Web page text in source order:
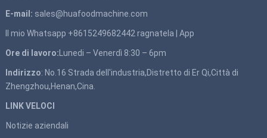
E-mail: sales@huafoodmachine.com
Il mio Whatsapp +8615249682442 ragnatela App
Ore di lavoro: Lunedi – Venerdì 8:30 – 6pm
Indirizzo: No.16 Strada dell'industria,Distretto di Er Qi,Città di
Zhengzhou,Henan,Cina.
LINK VELOCI
Notizie aziendali